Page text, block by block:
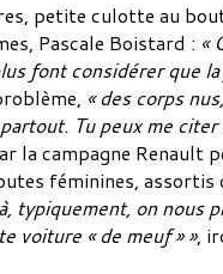
petite culotte au
Pascale Boistard : «
font considérer que
« des corps
Tu peux me citer
la campagne Renault
féminines, assortis
typiquement, on nous
voiture « de meuf » »,